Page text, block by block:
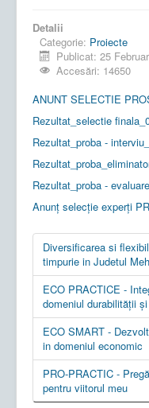
Detalii
Categorie: Proiecte
Publicat: 25
Accesări: 14650
ANUNT SELECTIE
Rezultat_selectie
Rezultat_proba -
Rezultat_proba -
Anunț selecție experți
Diversificarea si
timpurie in Judetul
ECO PRACTICE -
domeniul durabilității
ECO SMART -
in domeniul economic
PRO-PRACTIC -
pentru viitorul meu